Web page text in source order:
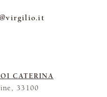
CATERINA
33100